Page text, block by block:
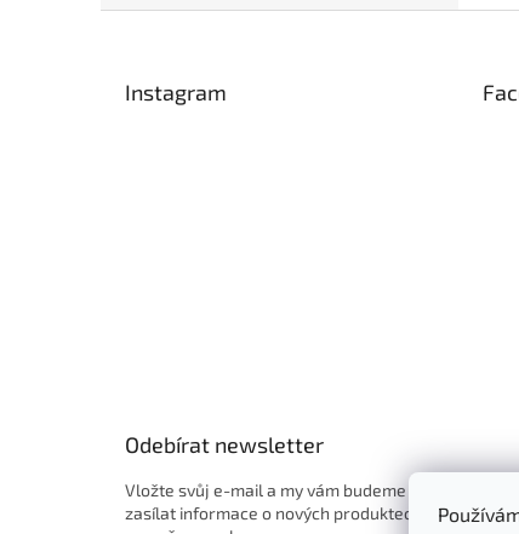
Instagram
Odebírat newsletter
Vložte svůj e-mail a my vám budeme
zasílat informace o nových produktech